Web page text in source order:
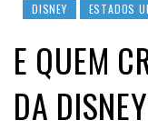
DISNEY ESTADOS
E QUEM
DA